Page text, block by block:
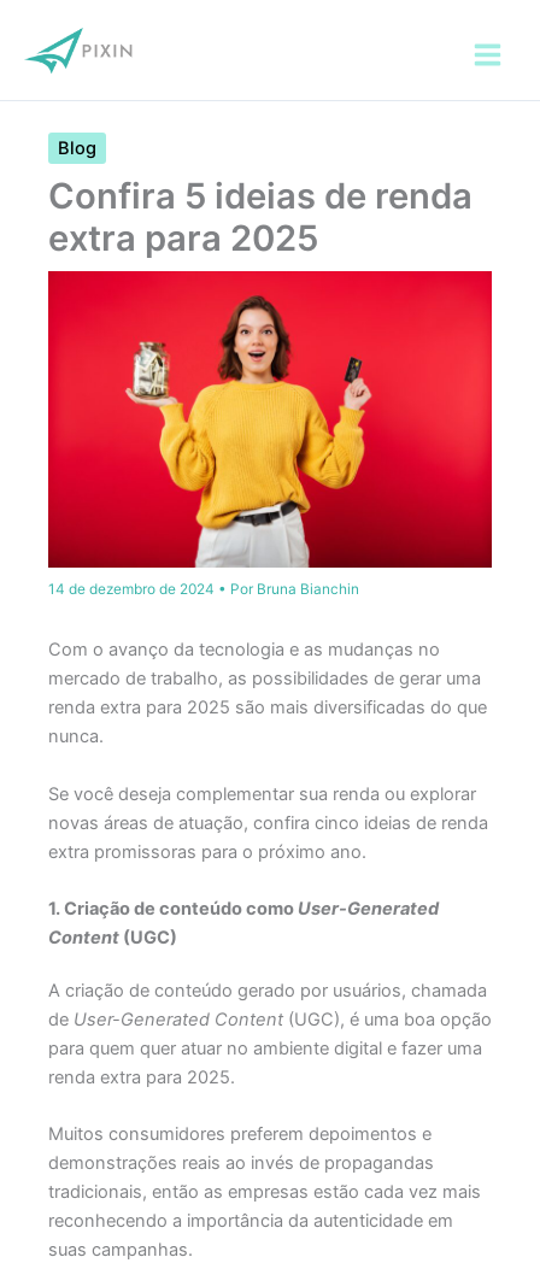
para
Blog
Confira 5 ideias de renda
extra para 2025
14 de dezembro de 2024 • Por Bruna Bianchin
Com o avanço da tecnologia e as mudanças no
mercado de trabalho, as possibilidades de gerar uma
renda extra para 2025 são mais diversificadas do que
nunca.
Se você deseja complementar sua renda ou explorar
novas áreas de atuação, confira cinco ideias de renda
extra promissoras para o próximo ano.
1. Criação de conteúdo como User-Generated
Content (UGC)
A criação de conteúdo gerado por usuários, chamada
de User-Generated Content (UGC), é uma boa opção
para quem quer atuar no ambiente digital e fazer uma
renda extra para 2025.
Muitos consumidores preferem depoimentos e
demonstrações reais ao invés de propagandas
tradicionais, então as empresas estão cada vez mais
reconhecendo a importância da autenticidade em
suas campanhas.